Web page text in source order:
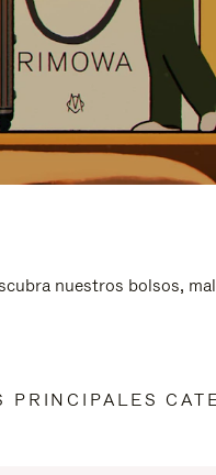
nuestros bolsos,
PRINCIPALES